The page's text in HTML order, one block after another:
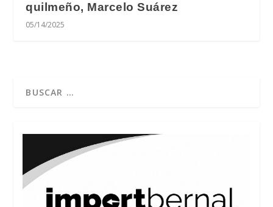
quilmeño, Marcelo Suárez
05/14/2025